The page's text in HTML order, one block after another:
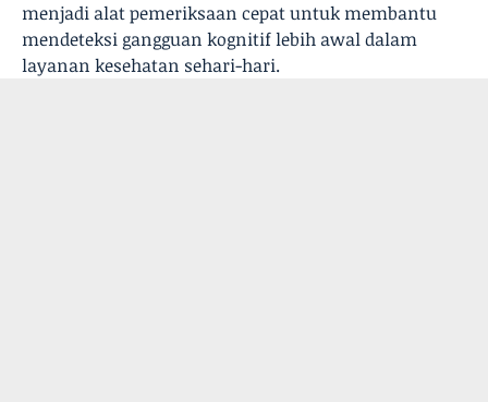
menjadi alat pemeriksaan cepat untuk membantu
mendeteksi gangguan kognitif lebih awal dalam
layanan kesehatan sehari-hari.